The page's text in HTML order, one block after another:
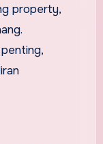
property,